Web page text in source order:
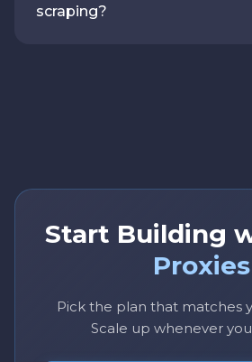
scraping?
Start Building
Proxies
Pick the plan that matches
Scale up whenever